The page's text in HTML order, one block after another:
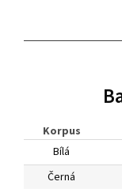
Korpus
Bílá
Černá